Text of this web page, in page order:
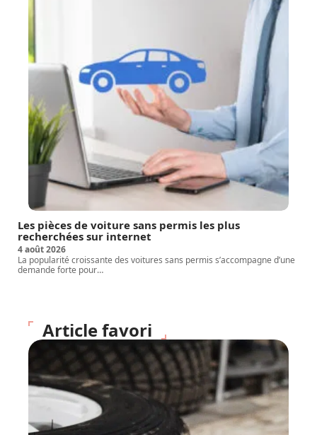
Les pièces de voiture sans permis les plus
recherchées sur internet
4 août 2026
La popularité croissante des voitures sans permis s’accompagne d’une
demande forte pour…
Article favori